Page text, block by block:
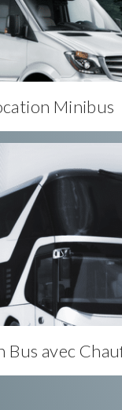
Minibus
Bus avec